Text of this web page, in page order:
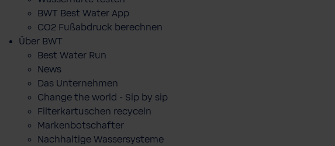
BWT Best Water App
CO2 Fußabdruck berechnen
Über BWT
Best Water Run
News
Das Unternehmen
Change the world - Sip by sip
Filterkartuschen recyceln
Markenbotschafter
Nachhaltige Wassersysteme